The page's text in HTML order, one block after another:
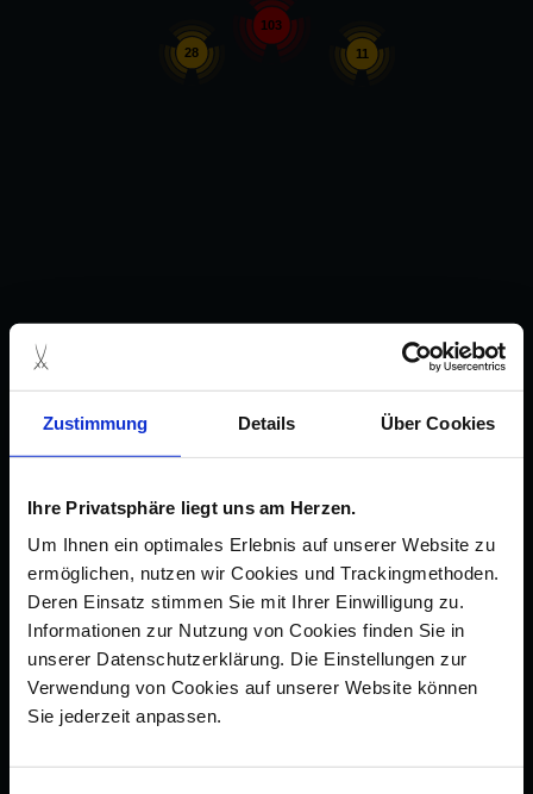
Zustimmung Details Über Cookies
Ihre Privatsphäre liegt uns am Herzen.
Um Ihnen ein optimales Erlebnis auf unserer Website zu
ermöglichen, nutzen wir Cookies und Trackingmethoden.
Deren Einsatz stimmen Sie mit Ihrer Einwilligung zu.
Informationen zur Nutzung von Cookies finden Sie in
unserer Datenschutzerklärung. Die Einstellungen zur
Verwendung von Cookies auf unserer Website können
Sie jederzeit anpassen.
103
11
28